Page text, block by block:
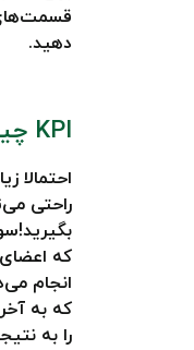
دهید.
KPI چیست؟
احتمالا
راحتی
که
انجام
را به